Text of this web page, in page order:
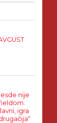
nije
igra